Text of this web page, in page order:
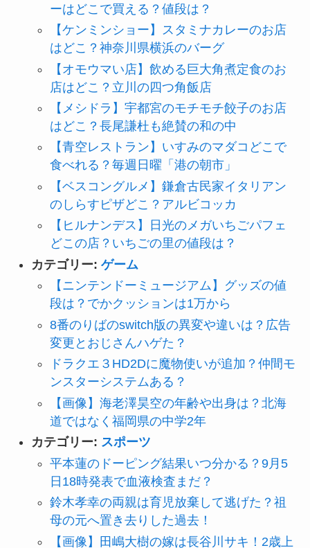
ーはどこで買える？値段は？
【ケンミンショー】スタミナカレーのお店
はどこ？神奈川県横浜のバーグ
【オモウマい店】飲める巨大角煮定食のお
店はどこ？立川の四つ角飯店
【メシドラ】宇都宮のモチモチ餃子のお店
はどこ？長尾謙杜も絶賛の和の中
【青空レストラン】いすみのマダコどこで
食べれる？毎週日曜「港の朝市」
【ベスコングルメ】鎌倉古民家イタリアン
のしらすピザどこ？アルビコッカ
【ヒルナンデス】日光のメガいちごパフェ
どこの店？いちごの里の値段は？
カテゴリー: ゲーム
【ニンテンドーミュージアム】グッズの値
段は？でかクッションは1万から
8番のりばのswitch版の異変や違いは？広告
変更とおじさんハゲた？
ドラクエ３HD2Dに魔物使いが追加？仲間モ
ンスターシステムある？
【画像】海老澤昊空の年齢や出身は？北海
道ではなく福岡県の中学2年
カテゴリー: スポーツ
平本蓮のドーピング結果いつ分かる？9月5
日18時発表で血液検査まだ？
鈴木孝幸の両親は育児放棄して逃げた？祖
母の元へ置き去りした過去！
【画像】田嶋大樹の嫁は長谷川サキ！2歳上